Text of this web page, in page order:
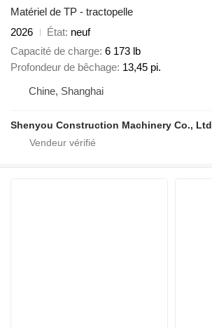
Matériel de TP - tractopelle
2026
État neuf
Capacité de charge 6 173 lb
Profondeur de bêchage 13,45 pi.
Chine, Shanghai
Shenyou Construction Machinery Co., Ltd